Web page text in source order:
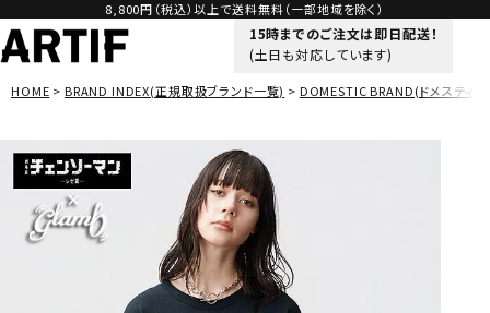
8,800円（税込）以上で送料無料（一部地域を除く）
15時までのご注文は即日配送！
(土日も対応しています)
HOME BRAND INDEX(正規取扱ブランド一覧) DOMESTIC BRAND(ドメスティッ